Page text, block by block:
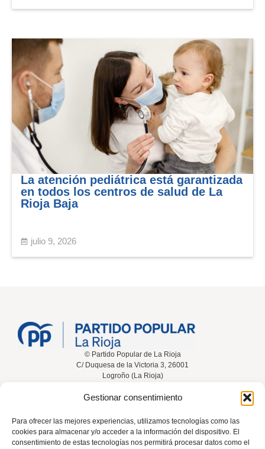
Gestionar consentimiento
Para ofrecer las mejores experiencias, utilizamos tecnologías como las
cookies para almacenar y/o acceder a la información del dispositivo. El
consentimiento de estas tecnologías nos permitirá procesar datos como el
La atención pediátrica está garantizada
en todos los centros de salud de La
Rioja Baja
julio 9, 2026
© Partido Popular de La Rioja
C/ Duquesa de la Victoria 3, 26001
Logroño (La Rioja)
Participa Contacta